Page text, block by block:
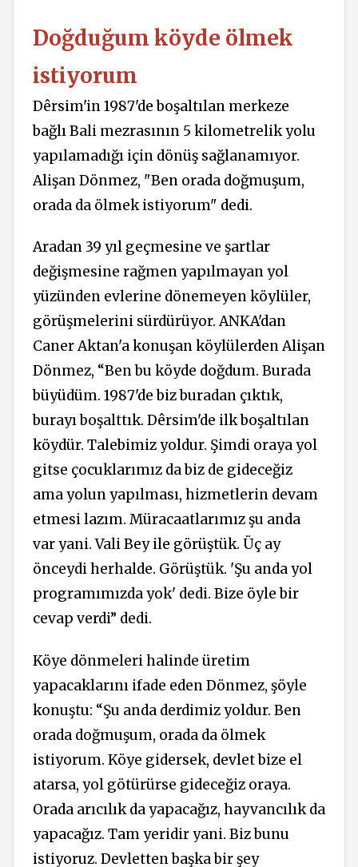
Doğduğum köyde ölmek
istiyorum
Dêrsim'in 1987'de boşaltılan merkeze
bağlı Bali mezrasının 5 kilometrelik yolu
yapılamadığı için dönüş sağlanamıyor.
Alişan Dönmez, "Ben orada doğmuşum,
orada da ölmek istiyorum" dedi.
Aradan 39 yıl geçmesine ve şartlar
değişmesine rağmen yapılmayan yol
yüzünden evlerine dönemeyen köylüler,
görüşmelerini sürdürüyor. ANKA'dan
Caner Aktan'a konuşan köylülerden Alişan
Dönmez, “Ben bu köyde doğdum. Burada
büyüdüm. 1987'de biz buradan çıktık,
burayı boşalttık. Dêrsim'de ilk boşaltılan
köydür. Talebimiz yoldur. Şimdi oraya yol
gitse çocuklarımız da biz de gideceğiz
ama yolun yapılması, hizmetlerin devam
etmesi lazım. Müracaatlarımız şu anda
var yani. Vali Bey ile görüştük. Üç ay
önceydi herhalde. Görüştük. 'Şu anda yol
programımızda yok' dedi. Bize öyle bir
cevap verdi” dedi.
Köye dönmeleri halinde üretim
yapacaklarını ifade eden Dönmez, şöyle
konuştu: “Şu anda derdimiz yoldur. Ben
orada doğmuşum, orada da ölmek
istiyorum. Köye gidersek, devlet bize el
atarsa, yol götürürse gideceğiz oraya.
Orada arıcılık da yapacağız, hayvancılık da
yapacağız. Tam yeridir yani. Biz bunu
istiyoruz. Devletten başka bir şey